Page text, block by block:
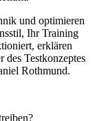
und optimieren
Ihr Training
erklären
des Testkonzeptes
Rothmund.